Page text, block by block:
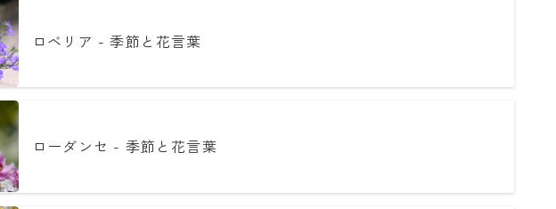
ロベリア - 季節と花言葉
ローダンセ - 季節と花言葉